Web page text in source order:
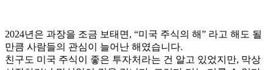
2024년은 과장을 조금 보태면, “미국 주식의 해” 라고 해도 될
만큼 사람들의 관심이 늘어난 해였습니다.
친구도 미국 주식이 좋은 투자처라는 건 알고 있었지만, 막상